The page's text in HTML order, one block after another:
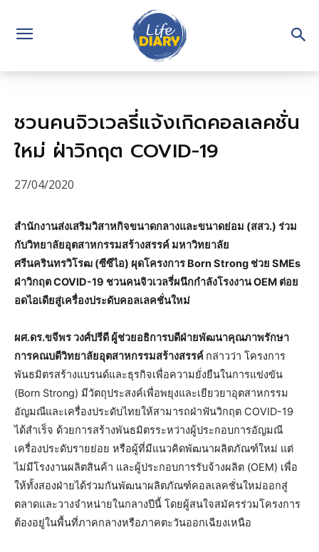
ชวนคนจิวเวลรี่แจ้งเกิดคอลเลคชั่น
ใหม่ ฝ่าวิกฤต COVID-19
27/04/2020
สำนักงานส่งเสริมวิสาหกิจขนาดกลางและขนาดย่อม (สสว.) ร่วม
กับวิทยาลัยอุตสาหกรรมสร้างสรรค์ มหาวิทยาลัย
ศรีนครินทรวิโรฒ (ซีซีไอ) ผุดโครงการ Born Strong ช่วย SMEs
ฝ่าวิกฤต COVID-19 ชวนคนจิวเวลรี่ผนึกกำลังโรงงาน OEM ต่อย
อดไอเดียสู่เครื่องประดับคอลเลคชั่นใหม่
ผศ.ดร.ขจีพร วงศ์ปรีดี ผู้ช่วยอธิการบดีฝ่ายพัฒนาคุณภาพรักษา
การคณบดีวิทยาลัยอุตสาหกรรมสร้างสรรค์ กล่าวว่า โครงการ
พันธมิตรสร้างแบรนด์และธุรกิจเพื่อความยั่งยืนในการแข่งขัน
(Born Strong) มีวัตถุประสงค์เพื่อพยุงและเยียวยาอุตสาหกรรม
อัญมณีและเครื่องประดับไทยให้สามารถฝ่าฟันวิกฤต COVID-19
ได้สำเร็จ ด้วยการสร้างพันธมิตรระหว่างผู้ประกอบการอัญมณี
เครื่องประดับรายย่อย หรือผู้ที่มีแนวคิดพัฒนาผลิตภัณฑ์ใหม่ แต่
ไม่มีโรงงานผลิตสินค้า และผู้ประกอบการรับจ้างผลิต (OEM) เพื่อ
ให้ทั้งสองฝ่ายได้ร่วมกันพัฒนาผลิตภัณฑ์คอลเลคชั่นใหม่ออกสู่
ตลาดและวางจำหน่ายในกลางปีนี้ โดยผู้สนใจสมัครร่วมโครงการ
ต้องอยู่ในพื้นที่ภาคกลางหรือภาคตะวันออกเฉียงเหนือ